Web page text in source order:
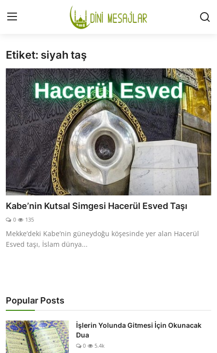
Giriş
İLETİŞİM
GÜNDEM
HAKKIMIZDA
DESTEKLİYORUM
SURELER
NAMAZ
DUALAR
KİMDİR?
KISSADAN HİSSE
DİNİ BİLGİLER
Etiket: siyah taş
Kabe’nin Kutsal Simgesi Hacerül Esved Taşı
0 135
Mekke’deki Kabe’nin güneydoğu köşesinde yer alan Hacerül
Esved taşı, İslam dünya...
Popular Posts
İşlerin Yolunda Gitmesi İçin Okunacak
Dua
0 5.4k